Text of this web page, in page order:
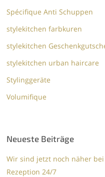
Spécifique Anti Schuppen
stylekitchen farbkuren
stylekitchen
stylekitchen urban haircare
Stylinggeräte
Volumifique
Neueste Beiträge
Wir sind jetzt noch näher
Rezeption 24/7